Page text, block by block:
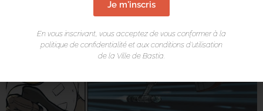
Je m'inscris
En vous inscrivant, vous acceptez de vous conformer à la
politique de confidentialité et aux conditions d’utilisation
de la Ville de Bastia.